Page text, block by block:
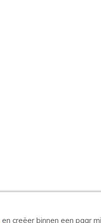
en creëer binnen een paar